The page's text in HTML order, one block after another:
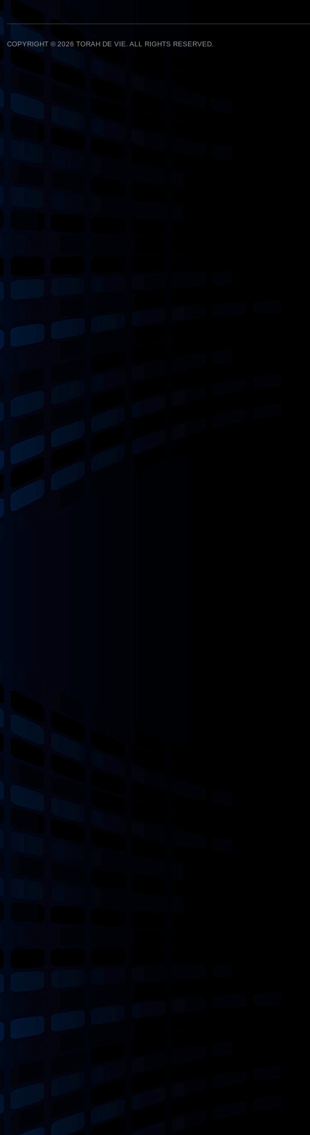
COPYRIGHT © 2026 TORAH DE VIE. ALL RIGHTS RESERVED.